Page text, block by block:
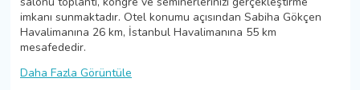
imkanı sunmaktadır. Otel konumu açısından Sabiha Gökçen
Havalimanına 26 km, İstanbul Havalimanına 55 km
mesafededir.
Daha Fazla Görüntüle